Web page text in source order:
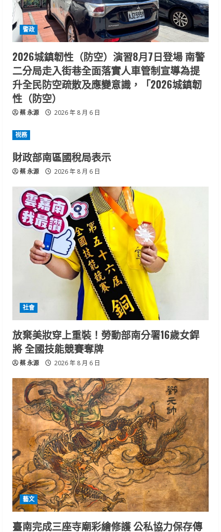
警政
2026城鎮韌性（防空）演習8月7日登場 南警
二分局走入街巷全面落實人車管制宣導為提
升全民防空疏散及應變意識，「2026城鎮韌
性（防空）
蔡 永源 2026 年 8 月 6 日
祱務
財政部南區國稅局表示
蔡 永源 2026 年 8 月 6 日
社會
放棄美妝穿上重裝！勞動部南分署16歲女銲
將 全國技能競賽奪牌
蔡 永源 2026 年 8 月 6 日
藝文
臺南完成三座寺廟彩繪修護 公私協力保存傳